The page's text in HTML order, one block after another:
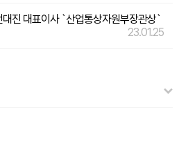
진 대표이사 `산업통상자원부장관상`
23.01.25